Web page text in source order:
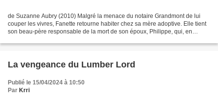
de Suzanne Aubry (2010) Malgré la menace du notaire Grandmont de lui
couper les vivres, Fanette retourne habiter chez sa mère adoptive. Elle tient
son beau-père responsable de la mort de son époux, Philippe, qui, en
La vengeance du Lumber Lord
Publié le 15/04/2024 à 10:50
Par Krri